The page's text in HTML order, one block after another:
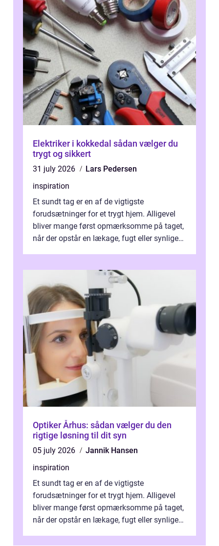
Elektriker i kokkedal sådan vælger du
trygt og sikkert
31 july 2026
Lars Pedersen
inspiration
Et sundt tag er en af de vigtigste
forudsætninger for et trygt hjem. Alligevel
bliver mange først opmærksomme på taget,
når der opstår en lækage, fugt eller synlige
Optiker Århus: sådan vælger du den
rigtige løsning til dit syn
05 july 2026
Jannik Hansen
inspiration
Et sundt tag er en af de vigtigste
forudsætninger for et trygt hjem. Alligevel
bliver mange først opmærksomme på taget,
når der opstår en lækage, fugt eller synlige